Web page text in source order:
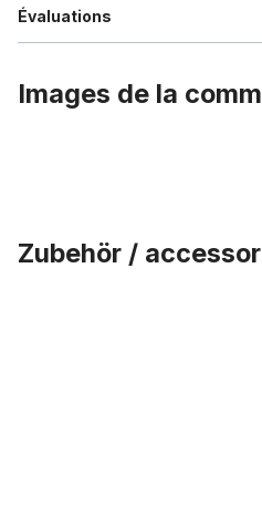
Évaluations
Images de la
Zubehör /